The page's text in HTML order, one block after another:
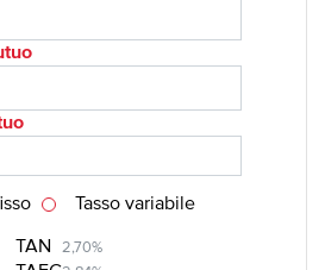
TAN 2,70%
Tasso variabile